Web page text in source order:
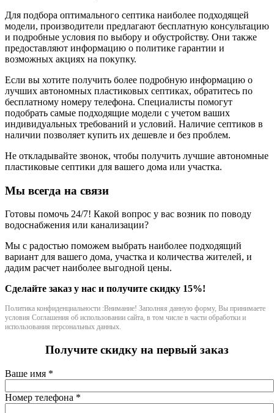
Для подбора оптимального септика наиболее подходящей
модели, производители предлагают бесплатную консультацию
и подробные условия по выбору и обустройству. Они также
предоставляют информацию о политике гарантии и
возможных акциях на покупку.
Если вы хотите получить более подробную информацию о
лучших автономных пластиковых септиках, обратитесь по
бесплатному номеру телефона. Специалисты помогут
подобрать самые подходящие модели с учетом ваших
индивидуальных требований и условий. Наличие септиков в
наличии позволяет купить их дешевле и без проблем.
Не откладывайте звонок, чтобы получить лучшие автономные
пластиковые септики для вашего дома или участка.
Мы всегда на связи
Готовы помочь 24/7! Какой вопрос у вас возник по поводу
водоснабжения или канализации?
Мы с радостью поможем выбрать наиболее подходящий
вариант для вашего дома, участка и количества жителей, и
дадим расчет наиболее выгодной цены.
Сделайте заказ у нас и получите скидку 15%!
Политика конфиденциальности :Внимание! Заполняя данную форму, Вы принимаете
условия Соглашения об использовании сайта, в том числе в части обработки и
использования персональных данных.
Получите скидку на первый заказ
Ваше имя *
Номер телефона *